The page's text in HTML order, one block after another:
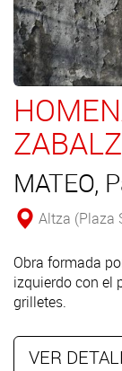
MATEO,
Altza (Plaza
Obra formada
izquierdo con el
grilletes.
VER